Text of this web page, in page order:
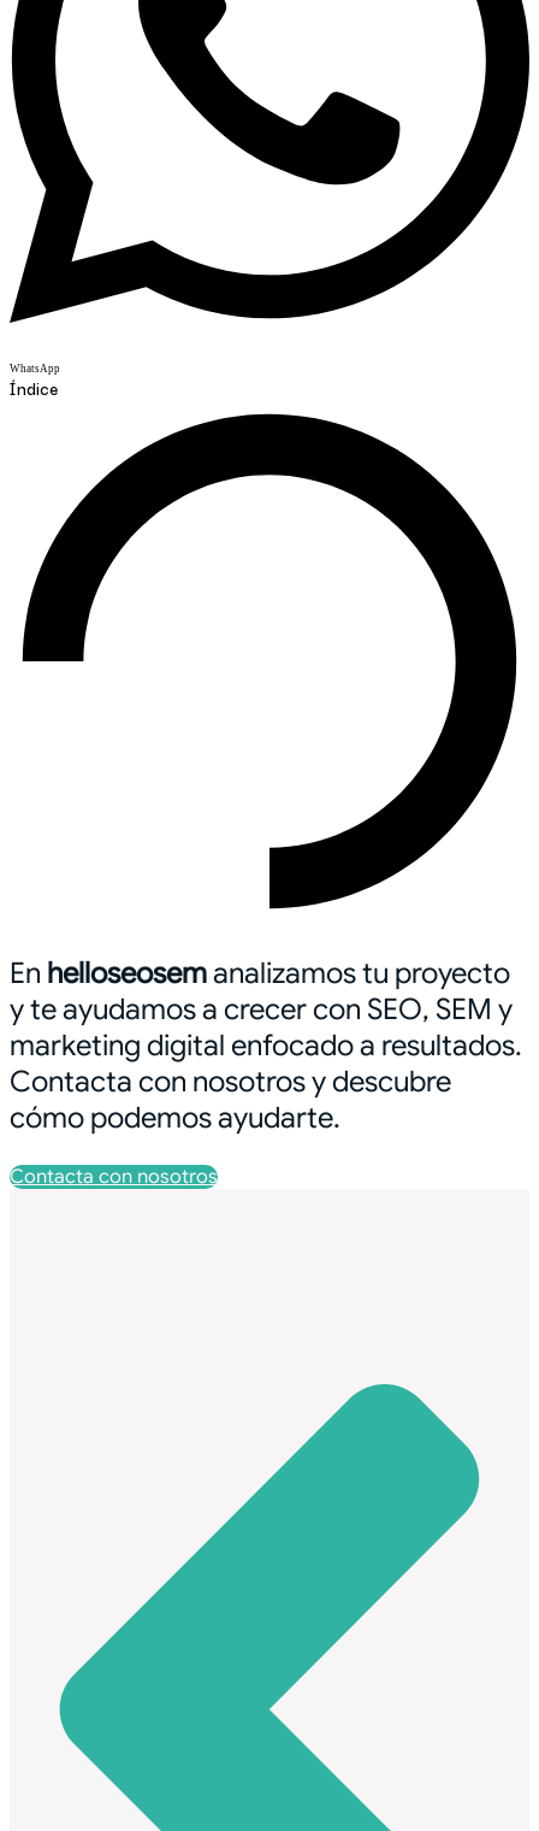
WhatsApp
Índice
En helloseosemanalizamos tu proyecto
y te ayudamos a crecer con SEO, SEM y
marketing digital enfocado a resultados.
Contacta con nosotros y descubre
cómo podemos ayudarte.
Contacta con nosotros